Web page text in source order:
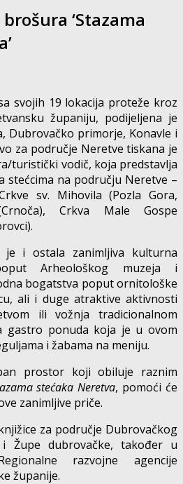
‘Stazama
svojih 19 lokacija proteže kroz
županiju, podijeljena je
Dubrovačko primorje, Konavle i
za područje Neretve tiskana je
turistički vodič, koja predstavlja
stećcima na području Neretve –
sv. Mihovila (Pozla Gora,
Crkva Male Gospe
je i ostala zanimljiva kulturna
Arheološkog muzeja i
bogatstva poput ornitološke
ali i duge atraktive aktivnosti
ili vožnja tradicionalnom
gastro ponuda koja je u ovom
i žabama na meniju.
prostor koji obiluje raznim
stećaka Neretva, pomoći će
zanimljive priče.
za područje Dubrovačkog
Župe dubrovačke, također u
razvojne agencije
županije.